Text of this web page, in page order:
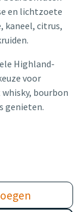
en lichtzoete
kaneel, citrus,
Highland-
voor
bourbon
genieten.